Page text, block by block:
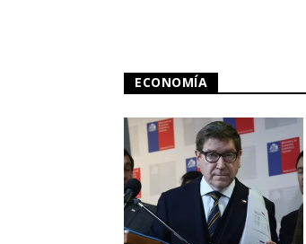
ECONOMÍA